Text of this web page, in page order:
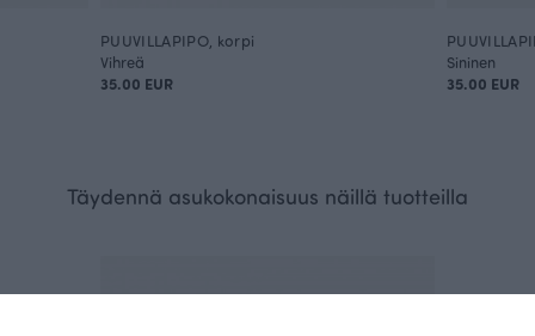
PUUVILLAPIPO, korpi
Vihreä
35.00 EUR
Sininen
35.00 EUR
Täydennä asukokonaisuus näillä tuotteilla